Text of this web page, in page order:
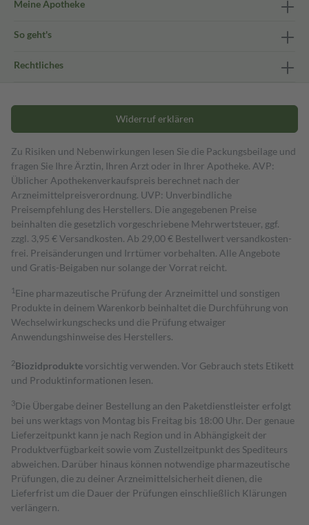
Meine Apotheke
So geht's
Rechtliches
Widerruf erklären
Zu Risiken und Nebenwirkungen lesen Sie die Packungsbeilage und
fragen Sie Ihre Ärztin, Ihren Arzt oder in Ihrer Apotheke. AVP:
Üblicher Apothekenverkaufspreis berechnet nach der
Arzneimittelpreisverordnung. UVP: Unverbindliche
Preisempfehlung des Herstellers. Die angegebenen Preise
beinhalten die gesetzlich vorgeschriebene Mehrwertsteuer, ggf.
zzgl. 3,95 € Versandkosten. Ab 29,00 € Bestell­wert versand­kosten­
frei. Preisänderungen und Irrtümer vorbehalten. Alle Angebote
und Gratis-Beigaben nur solange der Vorrat reicht.
1 Eine pharmazeutische Prüfung der Arzneimittel und sonstigen
Produkte in deinem Warenkorb beinhaltet die Durchführung von
Wechselwirkungschecks und die Prüfung etwaiger
Anwendungshinweise des Herstellers.
2Biozidproduktevorsichtig verwenden. Vor Gebrauch stets Etikett
und Produktinformationen lesen.
3Die Übergabe deiner Bestellung an den Paketdienstleister erfolgt
bei uns werktags von Montag bis Freitag bis 18:00 Uhr. Der genaue
Lieferzeitpunkt kann je nach Region und in Abhängigkeit der
Produktverfügbarkeit sowie vom Zustellzeitpunkt des Spediteurs
abweichen. Darüber hinaus können notwendige pharmazeutische
Prüfungen, die zu deiner Arzneimittelsicherheit dienen, die
Lieferfrist um die Dauer der Prüfungen einschließlich Klärungen
verlängern.